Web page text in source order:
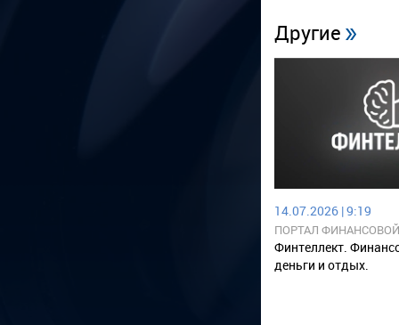
Другие
14.07.2026 | 9:19
ПОРТАЛ
ЧУВАШСКОЙ
Финтеллект.
деньги и отдых.